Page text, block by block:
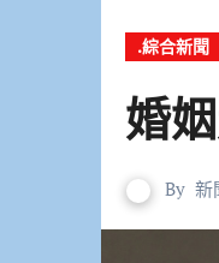
.綜合新聞
婚
By 新